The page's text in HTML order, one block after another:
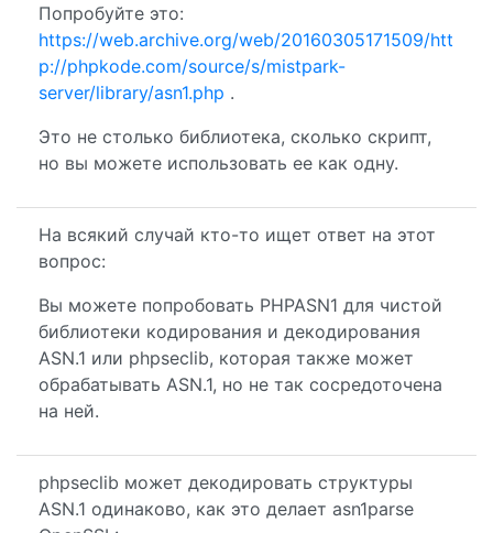
Попробуйте это:
https://web.archive.org/web/20160305171509/htt
p://phpkode.com/source/s/mistpark-
server/library/asn1.php .
Это не столько библиотека, сколько скрипт,
но вы можете использовать ее как одну.
На всякий случай кто-то ищет ответ на этот
вопрос:
Вы можете попробовать PHPASN1 для чистой
библиотеки кодирования и декодирования
ASN.1 или phpseclib, которая также может
обрабатывать ASN.1, но не так сосредоточена
на ней.
phpseclib может декодировать структуры
ASN.1 одинаково, как это делает asn1parse